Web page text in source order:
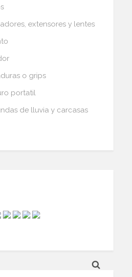
extensores y lentes
o grips
portatil
de lluvia y carcasas